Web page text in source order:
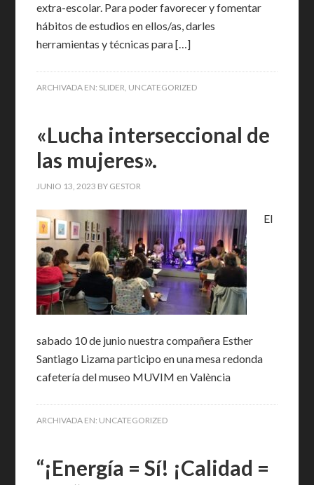
extra-escolar. Para poder favorecer y fomentar
hábitos de estudios en ellos/as, darles
herramientas y técnicas para […]
ARCHIVADA EN: SLIDER, UNCATEGORIZED
«Lucha interseccional de
las mujeres».
JUNIO 13, 2023 BY GESTOR
El
sabado 10 de junio nuestra compañera Esther
Santiago Lizama participo en una mesa redonda
cafetería del museo MUVIM en València
ARCHIVADA EN: UNCATEGORIZED
“¡Energía = Sí! ¡Calidad =